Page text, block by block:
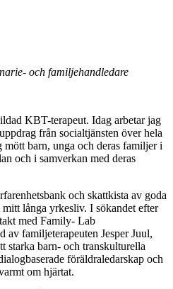
och familjehandledare
KBT-terapeut. Idag arbetar jag
från socialtjänsten över hela
mött barn, unga och deras familjer i
och i samverkan med deras
och skattkista av goda
långa yrkesliv. I sökandet efter
med Family- Lab
av familjeterapeuten Jesper Juul,
starka barn- och transkulturella
föräldraledarskap och
om hjärtat.